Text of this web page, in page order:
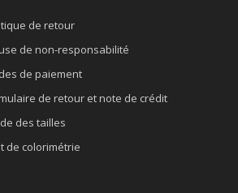
de retour
de non-responsabilité
de paiement
de retour et note de crédit
des tailles
de colorimétrie